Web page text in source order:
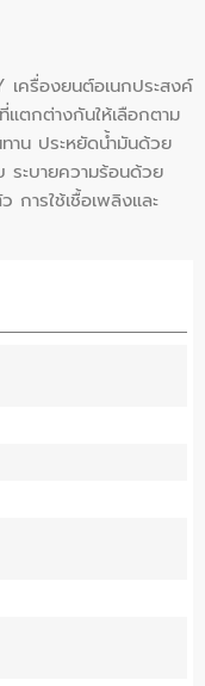
เครื่องยนต์อเนกประสงค์
แตกต่างกันให้เลือกตาม
ทาน ประหยัดน้ำมันด้วย
ระบายความร้อนด้วย
การใช้เชื้อเพลิงและ